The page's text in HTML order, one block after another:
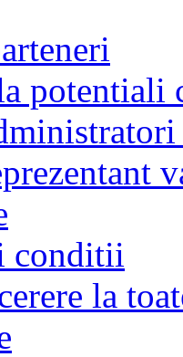
potentiali
conditii
la